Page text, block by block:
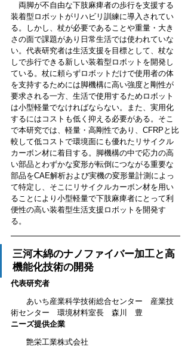
両脚が不自由な下肢麻痺者の歩行を支援する
装着型ロボットがリハビリ訓練に導入されてい
る。しかし、杖が必要であることや重量・大き
さの面で課題があり日常生活では使われていな
い。代表研究者は生活支援を目標として、杖な
しで歩行できる新しい装着型ロボットを開発し
ている。杖に頼らずロボットだけで使用者の体
を支持するためには脚機構に高い強度と剛性が
要求される一方、生活で使用するためロボット
は小型軽量でなければならない。また、実用化
するにはコストも低く抑える必要がある。そこ
で本研究では、軽量・高剛性であり、CFRPと比
較して低コストで環境面にも優れたリサイクル
カーボン材に着目する。脚機構の中で応力の高
い部品とわずかな変形が転倒につながる重要な
部品をCAE解析および実機の変形量計測によっ
て特定し、そこにリサイクルカーボン材を用い
ることにより小型軽量で下肢麻痺者にとって利
便性の高い装着型生活支援ロボットを開発す
る。
三河木綿のナノファイバー加工と高
機能化技術の開発
代表研究者
あいち産業科学技術総合センター　産業技
術センター　環境材料室長　森川　豊
ニーズ提供企業
艶栄工業株式会社